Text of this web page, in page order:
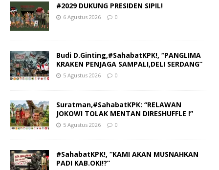
#2029 DUKUNG PRESIDEN SIPIL!
6 Agustus 2026 0
Budi D.Ginting,#SahabatKPK!, “PANGLIMA
KRAKEN PENJAGA SAMPALI,DELI SERDANG”
5 Agustus 2026 0
Suratman,#SahabatKPK: “RELAWAN
JOKOWI TOLAK MENTAN DIRESHUFFLE !”
5 Agustus 2026 0
#SahabatKPK!, “KAMI AKAN MUSNAHKAN
PADI KAB.OKI!?”